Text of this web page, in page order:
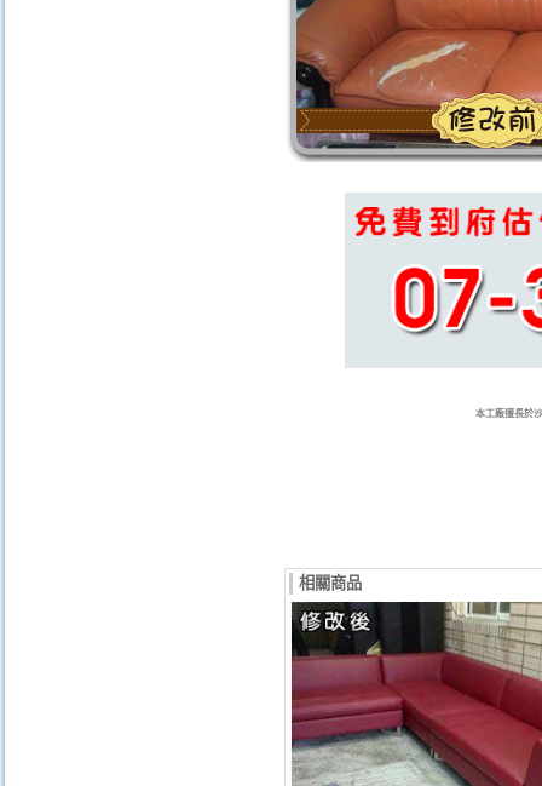
本工廠擅長於
相關商品